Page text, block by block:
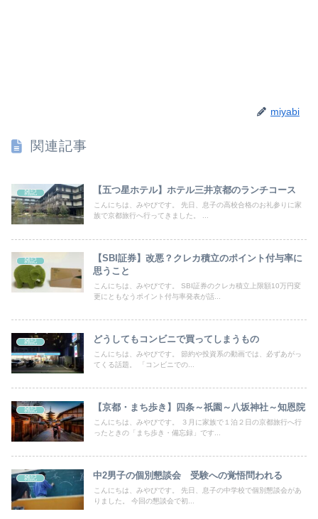
miyabi
関連記事
雑記 【五つ星ホテル】ホテル三井京都のランチコース
こんにちは、みやびです。 先日、息子の高校合格のお礼参りに家
族で京都旅行へ行ってきました。 ...
雑記
【SBI証券】改悪？クレカ積立のポイント付与率に
思うこと
こんにちは、みやびです。 SBI証券のクレカ積立上限額10万円変
更にともなうポイント付与率発表が話...
雑記 どうしてもコンビニで買ってしまうもの
こんにちは、みやびです。 節約や投資系の動画では、必ずあがっ
てくる話題。 「コンビニでの...
雑記 【京都・まち歩き】四条～祇園～八坂神社～知恩院
こんにちは、みやびです。 ３月に家族で１泊２日の京都旅行へ行
ったときの「まち歩き・備忘録」です...
雑記 中2男子の個別懇談会 受験への覚悟問われる
こんにちは、みやびです。 先日、息子の中学校で個別懇談会があ
りました。 今回の懇談会で初...